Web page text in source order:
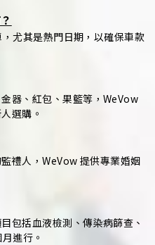
尤其是熱門日期，以確保車款
器、紅包、果籃等，WeVow
選購。
禮人，WeVow 提供專業婚姻
包括血液檢測、傳染病篩查、
進行。